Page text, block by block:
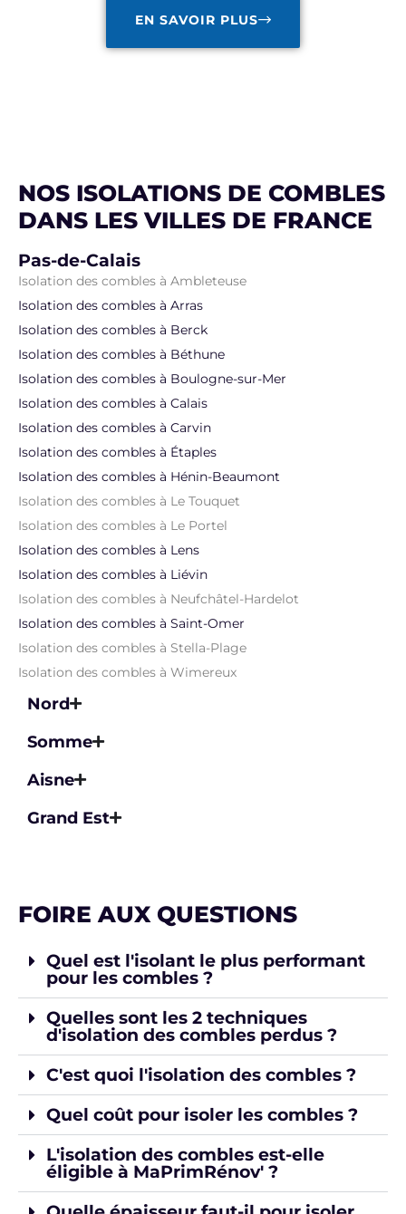
EN SAVOIR PLUS
NOS ISOLATIONS DE COMBLES
DANS LES VILLES DE FRANCE
Pas-de-Calais
Isolation des combles à Ambleteuse
Isolation des combles à Arras
Isolation des combles à Berck
Isolation des combles à Béthune
Isolation des combles à Boulogne-sur-Mer
Isolation des combles à Calais
Isolation des combles à Carvin
Isolation des combles à Étaples
Isolation des combles à Hénin-Beaumont
Isolation des combles à Le Touquet
Isolation des combles à Le Portel
Isolation des combles à Lens
Isolation des combles à Liévin
Isolation des combles à Neufchâtel-Hardelot
Isolation des combles à Saint-Omer
Isolation des combles à Stella-Plage
Isolation des combles à Wimereux
Nord
Somme
Aisne
Grand Est
FOIRE AUX QUESTIONS
Quel est l'isolant le plus performant
pour les combles ?
Quelles sont les 2 techniques
d'isolation des combles perdus ?
C'est quoi l'isolation des combles ?
Quel coût pour isoler les combles ?
L'isolation des combles est-elle
éligible à MaPrimRénov' ?